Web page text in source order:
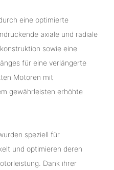
eine optimierte
axiale und radiale
sowie eine
für eine verlängerte
Motoren mit
gewährleisten erhöhte
speziell für
und optimieren deren
Dank ihrer